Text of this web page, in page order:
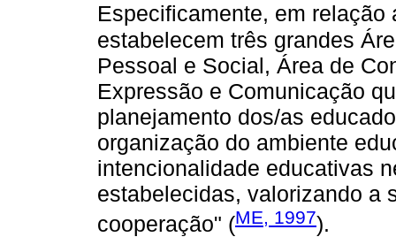
Especificamente, em
estabelecem três grandes
Pessoal e Social, Área de
Expressão e Comunicação
planejamento dos/as
organização do ambiente
intencionalidade educativas
estabelecidas, valorizando a
cooperação" (ME, 1997).